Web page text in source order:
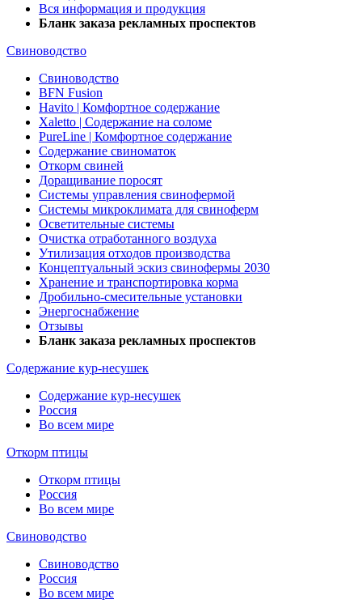
Вся информация и продукция
Бланк заказа рекламных проспектов
Свиноводство
Свиноводство
BFN Fusion
Havito | Комфортное содержание
Xaletto | Содержание на соломе
PureLine | Комфортное содержание
Содержание свиноматок
Откорм свиней
Доращивание поросят
Системы управления свинофермой
Системы микроклимата для свиноферм
Осветительные системы
Очистка отработанного воздуха
Утилизация отходов производства
Концептуальный эскиз свинофермы 2030
Хранение и транспортировка корма
Дробильно-смесительные установки
Энергоснабжение
Отзывы
Бланк заказа рекламных проспектов
Содержание кур-несушек
Содержание кур-несушек
Россия
Во всем мире
Откорм птицы
Откорм птицы
Россия
Во всем мире
Свиноводство
Свиноводство
Россия
Во всем мире